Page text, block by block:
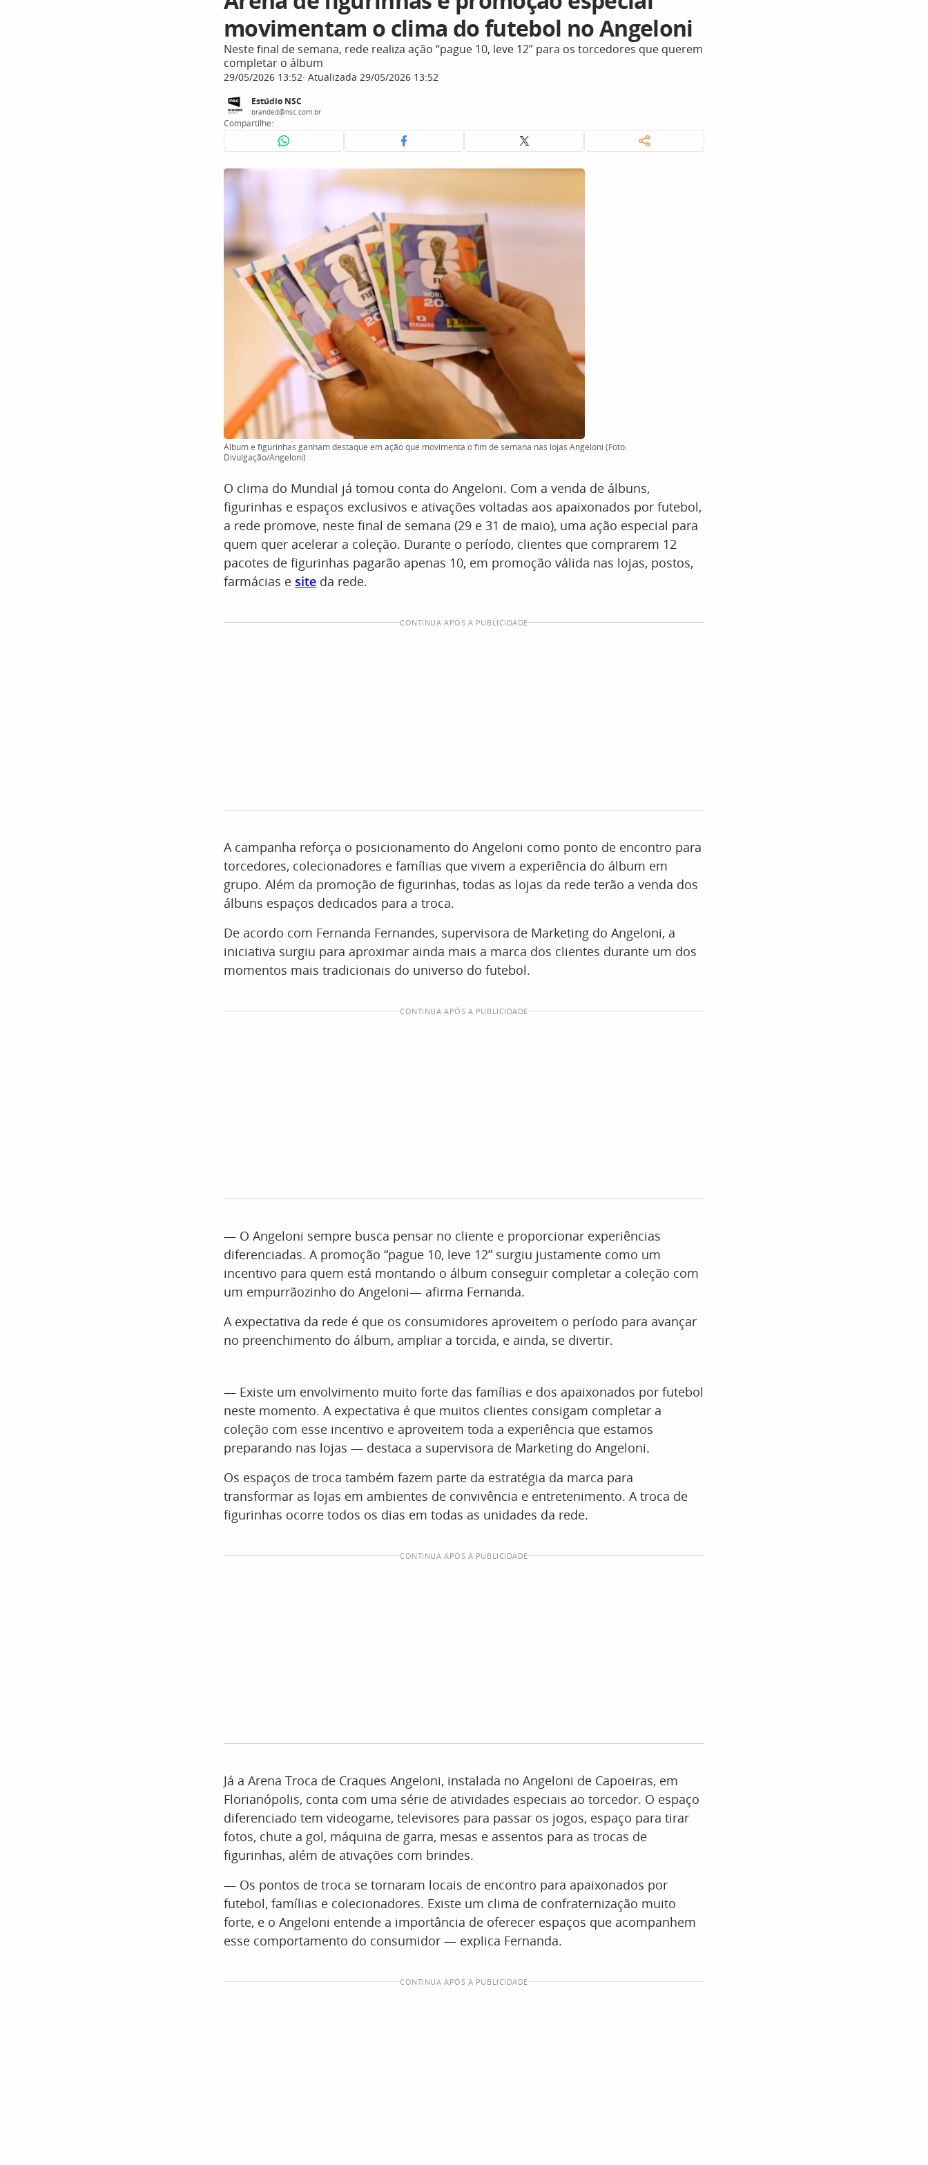
movimentam o clima do futebol no Angeloni
Neste final de semana, rede realiza ação “pague 10, leve 12” para os torcedores que querem
completar o álbum
29/05/2026 13:52 Atualizada 29/05/2026 13:52
Estúdio NSC
branded@nsc.com.br
Compartilhe:
Álbum e figurinhas ganham destaque em ação que movimenta o fim de semana nas lojas Angeloni (Foto:
Divulgação/Angeloni)
O clima do Mundial já tomou conta do Angeloni. Com a venda de álbuns,
figurinhas e espaços exclusivos e ativações voltadas aos apaixonados por futebol,
a rede promove, neste final de semana (29 e 31 de maio), uma ação especial para
quem quer acelerar a coleção. Durante o período, clientes que comprarem 12
pacotes de figurinhas pagarão apenas 10, em promoção válida nas lojas, postos,
farmácias e site da rede.
CONTINUA APÓS A PUBLICIDADE
A campanha reforça o posicionamento do Angeloni como ponto de encontro para
torcedores, colecionadores e famílias que vivem a experiência do álbum em
grupo. Além da promoção de figurinhas, todas as lojas da rede terão a venda dos
álbuns espaços dedicados para a troca.
De acordo com Fernanda Fernandes, supervisora de Marketing do Angeloni, a
iniciativa surgiu para aproximar ainda mais a marca dos clientes durante um dos
momentos mais tradicionais do universo do futebol.
CONTINUA APÓS A PUBLICIDADE
— O Angeloni sempre busca pensar no cliente e proporcionar experiências
diferenciadas. A promoção “pague 10, leve 12” surgiu justamente como um
incentivo para quem está montando o álbum conseguir completar a coleção com
um empurrãozinho do Angeloni— afirma Fernanda.
A expectativa da rede é que os consumidores aproveitem o período para avançar
no preenchimento do álbum, ampliar a torcida, e ainda, se divertir.
— Existe um envolvimento muito forte das famílias e dos apaixonados por futebol
neste momento. A expectativa é que muitos clientes consigam completar a
coleção com esse incentivo e aproveitem toda a experiência que estamos
preparando nas lojas — destaca a supervisora de Marketing do Angeloni.
Os espaços de troca também fazem parte da estratégia da marca para
transformar as lojas em ambientes de convivência e entretenimento. A troca de
figurinhas ocorre todos os dias em todas as unidades da rede.
CONTINUA APÓS A PUBLICIDADE
Já a Arena Troca de Craques Angeloni, instalada no Angeloni de Capoeiras, em
Florianópolis, conta com uma série de atividades especiais ao torcedor. O espaço
diferenciado tem videogame, televisores para passar os jogos, espaço para tirar
fotos, chute a gol, máquina de garra, mesas e assentos para as trocas de
figurinhas, além de ativações com brindes.
— Os pontos de troca se tornaram locais de encontro para apaixonados por
futebol, famílias e colecionadores. Existe um clima de confraternização muito
forte, e o Angeloni entende a importância de oferecer espaços que acompanhem
esse comportamento do consumidor — explica Fernanda.
CONTINUA APÓS A PUBLICIDADE